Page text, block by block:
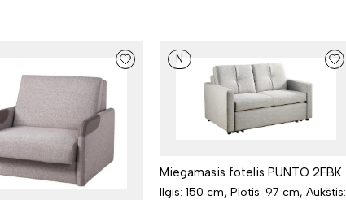
N
Miegamasis fotelis PUNTO 2FBK
Ilgis: 150 cm, Plotis: 97 cm, Aukštis: